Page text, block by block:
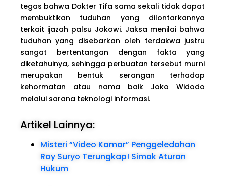
tegas bahwa Dokter Tifa sama sekali tidak dapat
membuktikan tuduhan yang dilontarkannya
terkait ijazah palsu Jokowi. Jaksa menilai bahwa
tuduhan yang disebarkan oleh terdakwa justru
sangat bertentangan dengan fakta yang
diketahuinya, sehingga perbuatan tersebut murni
merupakan bentuk serangan terhadap
kehormatan atau nama baik Joko Widodo
melalui sarana teknologi informasi.
Artikel Lainnya:
Misteri “Video Kamar” Penggeledahan
Roy Suryo Terungkap! Simak Aturan
Hukum